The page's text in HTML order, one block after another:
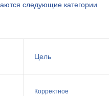
следующие категории
Цель
Корректное